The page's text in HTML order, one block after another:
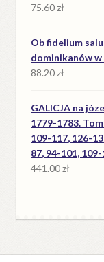
75.60zł
Ob fidelium
dominikanów
88.20zł
GALICJA na
1779-1783.
109-117, 126-
87, 94-101,
441.00zł